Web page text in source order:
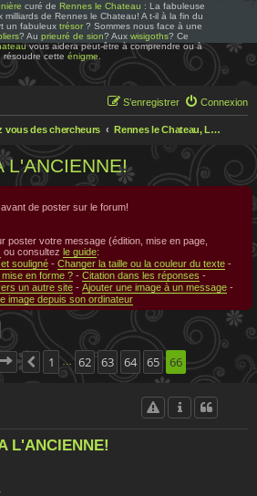
curé de Rennes le Chateau : La fabuleuse
milliards de Rennes le Chateau! A t-il à la fin du
un fabuleux trésor? Sommes nous face à une
? Au prieuré de sion? Aux wisigoths? Ce
vous aidera peut-être à comprendre ou à
résoudre cetteénigme
Connexion
S’enregistrer
vous des chercheurs Rennes le Chateau, Le rendez-vous des chercheurs
L'ANCIENNE!
avant de poster sur le forum!
poster votre message (édition, mise en page,
ou consultez le guide:
souligné - Changer la taille ou la couleur du texte -
en forme ? - Citation dans les réponses -
un autre site - Ajouter une image à un message -
image depuis son ordinateur
Page 66 sur 66
Précédente
1 … 62 63 64 65 66
L'ANCIENNE!